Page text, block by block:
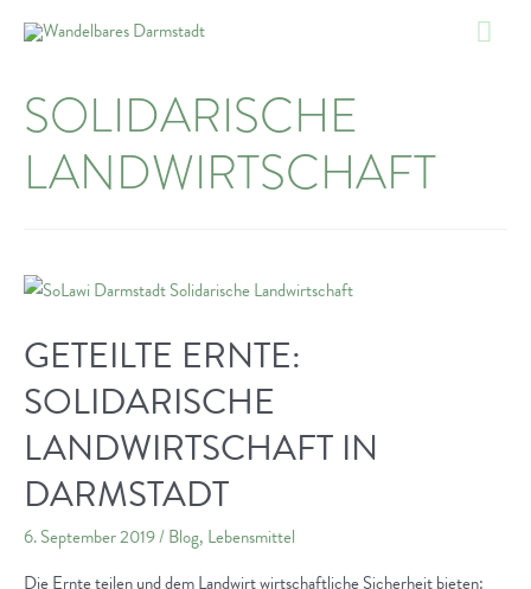
Inhalt
SOLIDARISCHE
LANDWIRTSCHAFT
GETEILTE ERNTE:
SOLIDARISCHE
LANDWIRTSCHAFT IN
DARMSTADT
6. September 2019/Blog, Lebensmittel
Die Ernte teilen und dem Landwirt wirtschaftliche Sicherheit bieten: